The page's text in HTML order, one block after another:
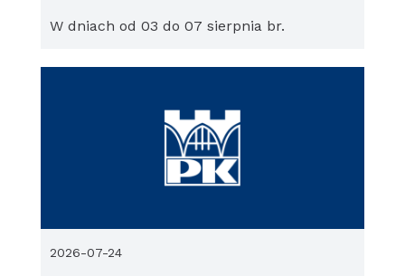
W dniach od 03 do 07 sierpnia br.
2026-07-24